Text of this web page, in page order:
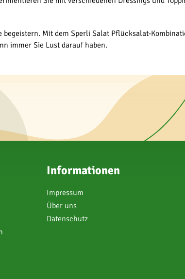
Mit dem Sperli Salat Pflücksalat-
immer Sie Lust darauf haben.
Informationen
Impressum
Über uns
Datenschutz